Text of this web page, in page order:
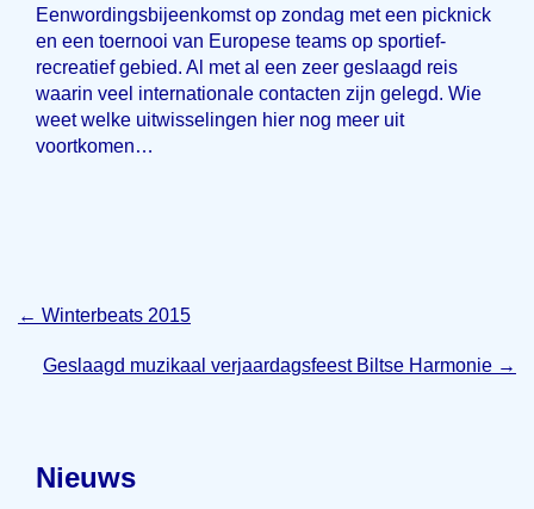
Eenwordingsbijeenkomst op zondag met een picknick
en een toernooi van Europese teams op sportief-
recreatief gebied. Al met al een zeer geslaagd reis
waarin veel internationale contacten zijn gelegd. Wie
weet welke uitwisselingen hier nog meer uit
voortkomen…
← Winterbeats 2015
Geslaagd muzikaal verjaardagsfeest Biltse Harmonie →
Nieuws